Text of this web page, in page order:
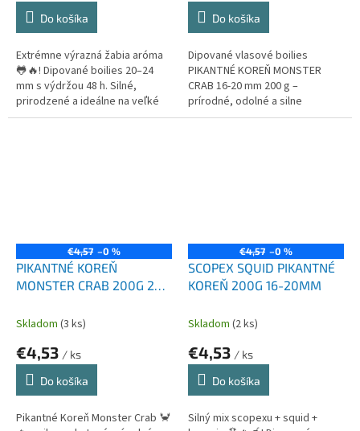
Do košíka
Extrémne výrazná žabia aróma
🐸🔥! Dipované boilies 20–24
mm s výdržou 48 h. Silné,
prirodzené a ideálne na veľké
kapry aj amurov. 🎣💚
Do košíka
Dipované vlasové boilies
PIKANTNÉ KOREŇ MONSTER
CRAB 16-20 mm 200 g –
prírodné, odolné a silne
ochutené pre kapry a amury.
€4,57 –0 %
PIKANTNÉ KOREŇ
MONSTER CRAB 200G 20-
Skladom (3 ks)
€4,53 / ks
Do košíka
Pikantné Koreň Monster Crab 🦀
€4,57 –0 %
SCOPEX SQUID PIKANTNÉ
KOREŇ 200G 16-20MM
Skladom (2 ks)
€4,53 / ks
Do košíka
Silný mix scopexu + squid +